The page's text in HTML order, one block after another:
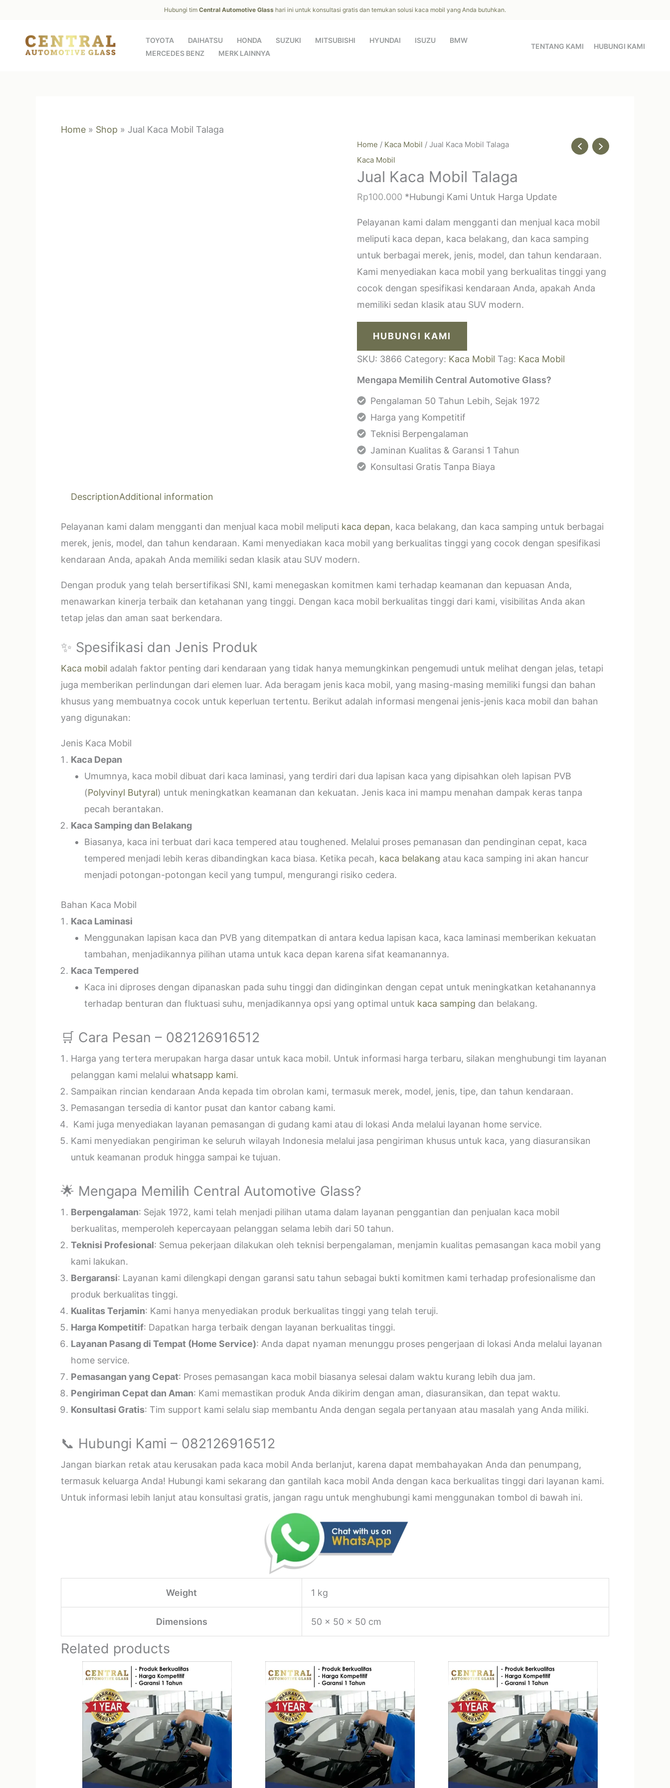
content
Hubungi tim Central Automotive Glass hari ini untuk konsultasi gratis dan temukan solusi kaca mobil yang Anda butuhkan.
TOYOTA DAIHATSU HONDA SUZUKI MITSUBISHI HYUNDAI ISUZU
BMW
MERCEDES BENZ
MERK LAINNYA
TENTANG KAMI HUBUNGI KAMI
Home » Shop » Jual Kaca Mobil Talaga
Home / Kaca Mobil / Jual Kaca Mobil Talaga
Kaca Mobil
Jual Kaca Mobil Talaga
Rp100.000 *Hubungi Kami Untuk Harga Update
Pelayanan kami dalam mengganti dan menjual kaca mobil
meliputi kaca depan, kaca belakang, dan kaca samping
untuk berbagai merek, jenis, model, dan tahun kendaraan.
Kami menyediakan kaca mobil yang berkualitas tinggi yang
cocok dengan spesifikasi kendaraan Anda, apakah Anda
memiliki sedan klasik atau SUV modern.
HUBUNGI KAMI
SKU: 3866 Category: Kaca Mobil Tag: Kaca Mobil
Mengapa Memilih Central Automotive Glass?
Pengalaman 50 Tahun Lebih, Sejak 1972
Harga yang Kompetitif
Teknisi Berpengalaman
Jaminan Kualitas & Garansi 1 Tahun
Konsultasi Gratis Tanpa Biaya
DescriptionAdditional information
Pelayanan kami dalam mengganti dan menjual kaca mobil meliputi kaca depan, kaca belakang, dan kaca samping untuk berbagai
merek, jenis, model, dan tahun kendaraan. Kami menyediakan kaca mobil yang berkualitas tinggi yang cocok dengan spesifikasi
kendaraan Anda, apakah Anda memiliki sedan klasik atau SUV modern.
Dengan produk yang telah bersertifikasi SNI, kami menegaskan komitmen kami terhadap keamanan dan kepuasan Anda,
menawarkan kinerja terbaik dan ketahanan yang tinggi. Dengan kaca mobil berkualitas tinggi dari kami, visibilitas Anda akan
tetap jelas dan aman saat berkendara.
✨ Spesifikasi dan Jenis Produk
Kaca mobil adalah faktor penting dari kendaraan yang tidak hanya memungkinkan pengemudi untuk melihat dengan jelas, tetapi
juga memberikan perlindungan dari elemen luar. Ada beragam jenis kaca mobil, yang masing-masing memiliki fungsi dan bahan
khusus yang membuatnya cocok untuk keperluan tertentu. Berikut adalah informasi mengenai jenis-jenis kaca mobil dan bahan
yang digunakan:
Jenis Kaca Mobil
Kaca Depan
Umumnya, kaca mobil dibuat dari kaca laminasi, yang terdiri dari dua lapisan kaca yang dipisahkan oleh lapisan PVB
(Polyvinyl Butyral) untuk meningkatkan keamanan dan kekuatan. Jenis kaca ini mampu menahan dampak keras tanpa
pecah berantakan.
Kaca Samping dan Belakang
Biasanya, kaca ini terbuat dari kaca tempered atau toughened. Melalui proses pemanasan dan pendinginan cepat, kaca
tempered menjadi lebih keras dibandingkan kaca biasa. Ketika pecah, kaca belakang atau kaca samping ini akan hancur
menjadi potongan-potongan kecil yang tumpul, mengurangi risiko cedera.
Bahan Kaca Mobil
Kaca Laminasi
Menggunakan lapisan kaca dan PVB yang ditempatkan di antara kedua lapisan kaca, kaca laminasi memberikan kekuatan
tambahan, menjadikannya pilihan utama untuk kaca depan karena sifat keamanannya.
Kaca Tempered
Kaca ini diproses dengan dipanaskan pada suhu tinggi dan didinginkan dengan cepat untuk meningkatkan ketahanannya
terhadap benturan dan fluktuasi suhu, menjadikannya opsi yang optimal untuk kaca samping dan belakang.
🛒 Cara Pesan – 082126916512
Harga yang tertera merupakan harga dasar untuk kaca mobil. Untuk informasi harga terbaru, silakan menghubungi tim layanan
pelanggan kami melalui whatsapp kami.
Sampaikan rincian kendaraan Anda kepada tim obrolan kami, termasuk merek, model, jenis, tipe, dan tahun kendaraan.
Pemasangan tersedia di kantor pusat dan kantor cabang kami.
Kami juga menyediakan layanan pemasangan di gudang kami atau di lokasi Anda melalui layanan home service.
Kami menyediakan pengiriman ke seluruh wilayah Indonesia melalui jasa pengiriman khusus untuk kaca, yang diasuransikan
untuk keamanan produk hingga sampai ke tujuan.
🌟 Mengapa Memilih Central Automotive Glass?
Berpengalaman: Sejak 1972, kami telah menjadi pilihan utama dalam layanan penggantian dan penjualan kaca mobil
berkualitas, memperoleh kepercayaan pelanggan selama lebih dari 50 tahun.
Teknisi Profesional: Semua pekerjaan dilakukan oleh teknisi berpengalaman, menjamin kualitas pemasangan kaca mobil yang
kami lakukan.
Bergaransi: Layanan kami dilengkapi dengan garansi satu tahun sebagai bukti komitmen kami terhadap profesionalisme dan
produk berkualitas tinggi.
Kualitas Terjamin: Kami hanya menyediakan produk berkualitas tinggi yang telah teruji.
Harga Kompetitif: Dapatkan harga terbaik dengan layanan berkualitas tinggi.
Layanan Pasang di Tempat (Home Service): Anda dapat nyaman menunggu proses pengerjaan di lokasi Anda melalui layanan
home service.
Pemasangan yang Cepat: Proses pemasangan kaca mobil biasanya selesai dalam waktu kurang lebih dua jam.
Pengiriman Cepat dan Aman: Kami memastikan produk Anda dikirim dengan aman, diasuransikan, dan tepat waktu.
Konsultasi Gratis: Tim support kami selalu siap membantu Anda dengan segala pertanyaan atau masalah yang Anda miliki.
📞 Hubungi Kami – 082126916512
Jangan biarkan retak atau kerusakan pada kaca mobil Anda berlanjut, karena dapat membahayakan Anda dan penumpang,
termasuk keluarga Anda! Hubungi kami sekarang dan gantilah kaca mobil Anda dengan kaca berkualitas tinggi dari layanan kami.
Untuk informasi lebih lanjut atau konsultasi gratis, jangan ragu untuk menghubungi kami menggunakan tombol di bawah ini.
Weight 1 kg
Dimensions 50 × 50 × 50 cm
Related products